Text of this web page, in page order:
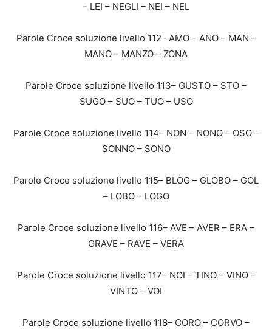
– LEI – NEGLI – NEI – NEL
Parole Croce soluzione livello 112– AMO – ANO – MAN –
MANO – MANZO – ZONA
Parole Croce soluzione livello 113– GUSTO – STO –
SUGO – SUO – TUO – USO
Parole Croce soluzione livello 114– NON – NONO – OSO –
SONNO – SONO
Parole Croce soluzione livello 115– BLOG – GLOBO – GOL
– LOBO – LOGO
Parole Croce soluzione livello 116– AVE – AVER – ERA –
GRAVE – RAVE – VERA
Parole Croce soluzione livello 117– NOI – TINO – VINO –
VINTO – VOI
Parole Croce soluzione livello 118– CORO – CORVO –